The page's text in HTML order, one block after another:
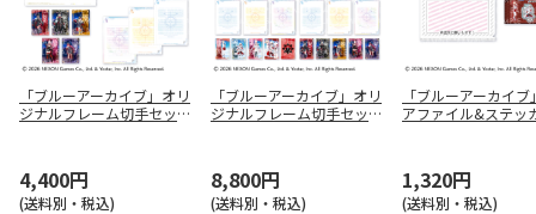
「ブルーアーカイブ」オリ
ジナルフレーム切手セット
4,400円
(送料別・税込)
「ブルーアーカイブ」オリ
ジナルフレーム切手セット
8,800円
(送料別・税込)
「ブルーアーカイ
アファイル&ステッ
1,320円
(送料別・税込)